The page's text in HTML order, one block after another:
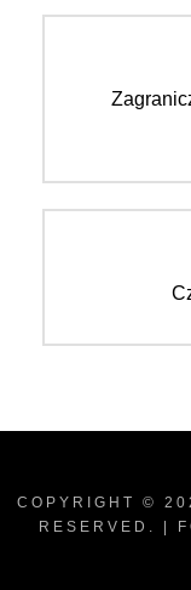
Previous
COPYRIGHT ©
RESERVED. |